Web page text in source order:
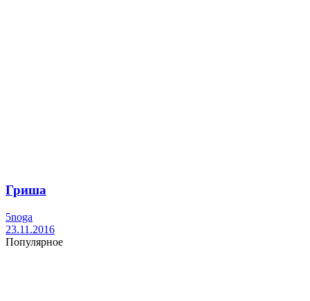
Гриша
5noga
23.11.2016
Популярное